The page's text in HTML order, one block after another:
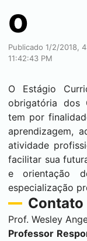
o
Publicado 1/2/2018,
11:42:43 PM
O Estágio
obrigatória dos
tem por
aprendizagem,
atividade
facilitar sua
e orientação
especialização
Contato
Prof. Wesley
Professor